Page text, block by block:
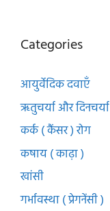
Categories
आयुर्वेदिक दवाएँ
ऋतुचर्या और दिनचर्या
कर्क ( कैंसर ) रोग
कषाय ( काढ़ा )
खांसी
गर्भावस्था ( प्रेगनेंसी )